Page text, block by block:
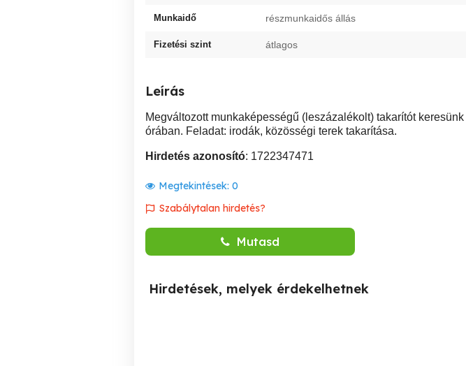
Munkaidő részmunkaidős állás
Fizetési szint átlagos
Leírás
Megváltozott munkaképességű (leszázalékolt) takarítót
órában. Feladat: irodák, közösségi terek takarítása.
Hirdetés azonosító: 1722347471
Megtekintések: 0
Szabálytalan hirdetés?
Mutasd
Hirdetések, melyek érdekelhetnek